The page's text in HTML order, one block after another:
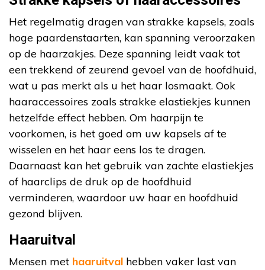
Het regelmatig dragen van strakke kapsels, zoals
hoge paardenstaarten, kan spanning veroorzaken
op de haarzakjes. Deze spanning leidt vaak tot
een trekkend of zeurend gevoel van de hoofdhuid,
wat u pas merkt als u het haar losmaakt. Ook
haaraccessoires zoals strakke elastiekjes kunnen
hetzelfde effect hebben. Om haarpijn te
voorkomen, is het goed om uw kapsels af te
wisselen en het haar eens los te dragen.
Daarnaast kan het gebruik van zachte elastiekjes
of haarclips de druk op de hoofdhuid
verminderen, waardoor uw haar en hoofdhuid
gezond blijven.
Haaruitval
Mensen met haaruitval hebben vaker last van